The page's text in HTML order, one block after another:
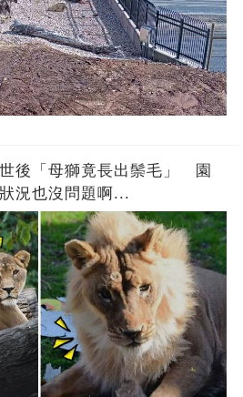
後「母獅竟長出鬃毛」 園
況也沒問題啊...